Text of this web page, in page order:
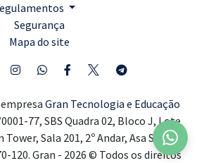
Segurança
Mapa do site
Gran Tecnologia e Educação
77, SBS Quadra 02, Bloco J, Lote
Sala 201, 2º Andar, Asa Sul,
120. Gran - 2026 © Todos os direitos